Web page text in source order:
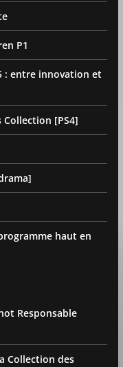
P1
: entre innovation et
[PS4]
haut en
Responsable
Collection des